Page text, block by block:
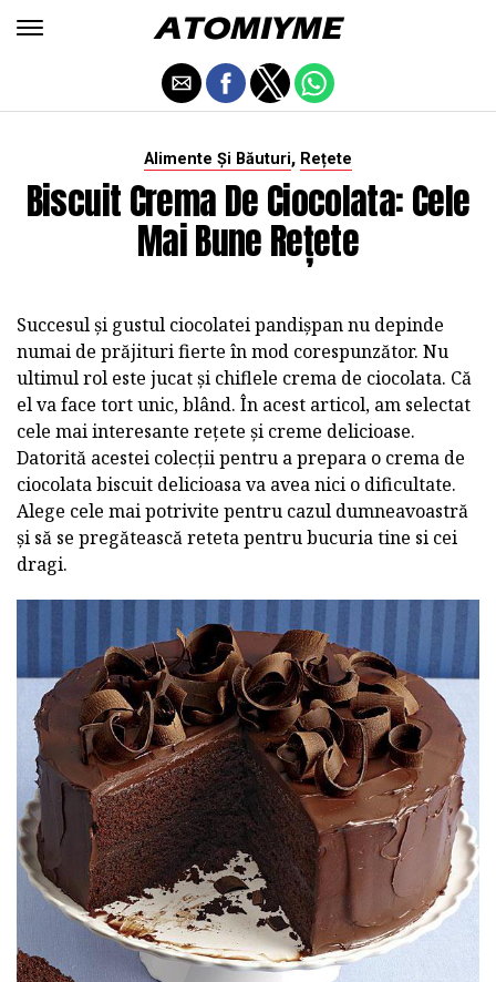
Alimente Și Băuturi, Rețete
Biscuit Crema De Ciocolata: Cele
Mai Bune Rețete
Succesul și gustul ciocolatei pandișpan nu depinde
numai de prăjituri fierte în mod corespunzător. Nu
ultimul rol este jucat și chiflele crema de ciocolata. Că
el va face tort unic, blând. În acest articol, am selectat
cele mai interesante rețete și creme delicioase.
Datorită acestei colecții pentru a prepara o crema de
ciocolata biscuit delicioasa va avea nici o dificultate.
Alege cele mai potrivite pentru cazul dumneavoastră
și să se pregătească reteta pentru bucuria tine si cei
dragi.